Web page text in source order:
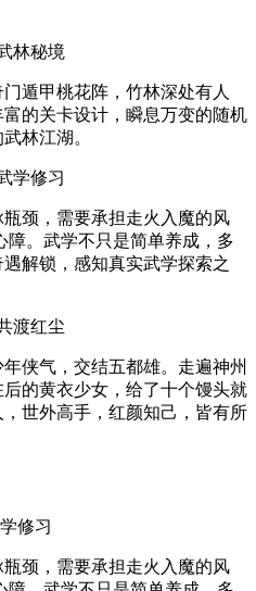
林秘境
甲桃花阵，竹林深处有人
的关卡设计，瞬息万变的随机
林江湖。
学修习
颈，需要承担走火入魔的风
障。武学不只是简单养成，多
解锁，感知真实武学探索之
渡红尘
气，交结五都雄。走遍神州
的黄衣少女，给了十个馒头就
世外高手，红颜知己，皆有所
修习
颈，需要承担走火入魔的风